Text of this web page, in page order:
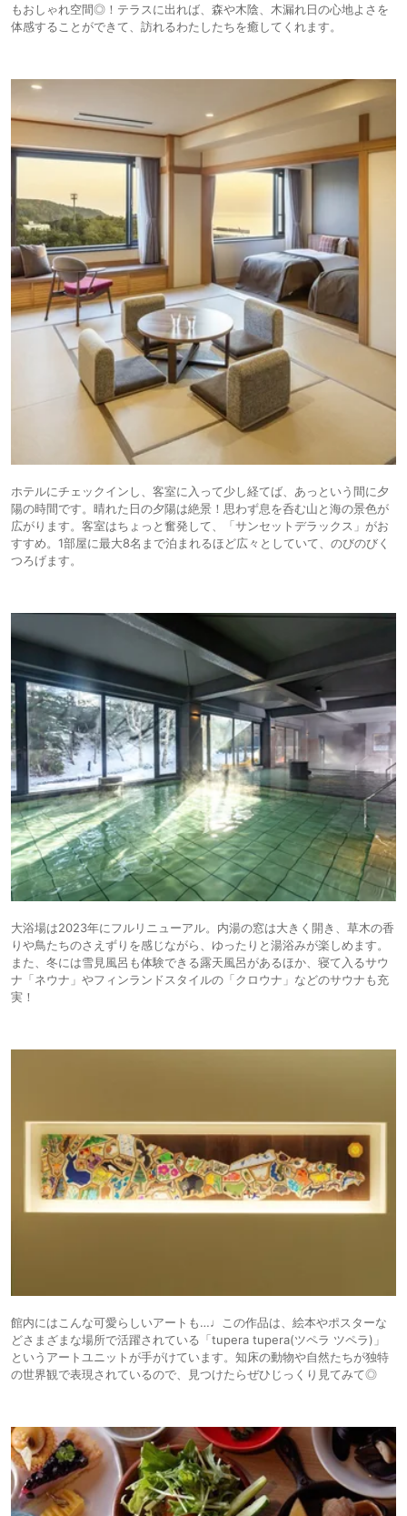
もおしゃれ空間◎！テラスに出れば、森や木陰、木漏れ日の心地よさを
体感することができて、訪れるわたしたちを癒してくれます。
ホテルにチェックインし、客室に入って少し経てば、あっという間に夕
陽の時間です。晴れた日の夕陽は絶景！思わず息を呑む山と海の景色が
広がります。客室はちょっと奮発して、「サンセットデラックス」がお
すすめ。1部屋に最大8名まで泊まれるほど広々としていて、のびのびく
つろげます。
大浴場は2023年にフルリニューアル。内湯の窓は大きく開き、草木の香
りや鳥たちのさえずりを感じながら、ゆったりと湯浴みが楽しめます。
また、冬には雪見風呂も体験できる露天風呂があるほか、寝て入るサウ
ナ「ネウナ」やフィンランドスタイルの「クロウナ」などのサウナも充
実！
館内にはこんな可愛らしいアートも…♩この作品は、絵本やポスターな
どさまざまな場所で活躍されている「tupera tupera(ツペラ ツペラ)」
というアートユニットが手がけています。知床の動物や自然たちが独特
の世界観で表現されているので、見つけたらぜひじっくり見てみて◎